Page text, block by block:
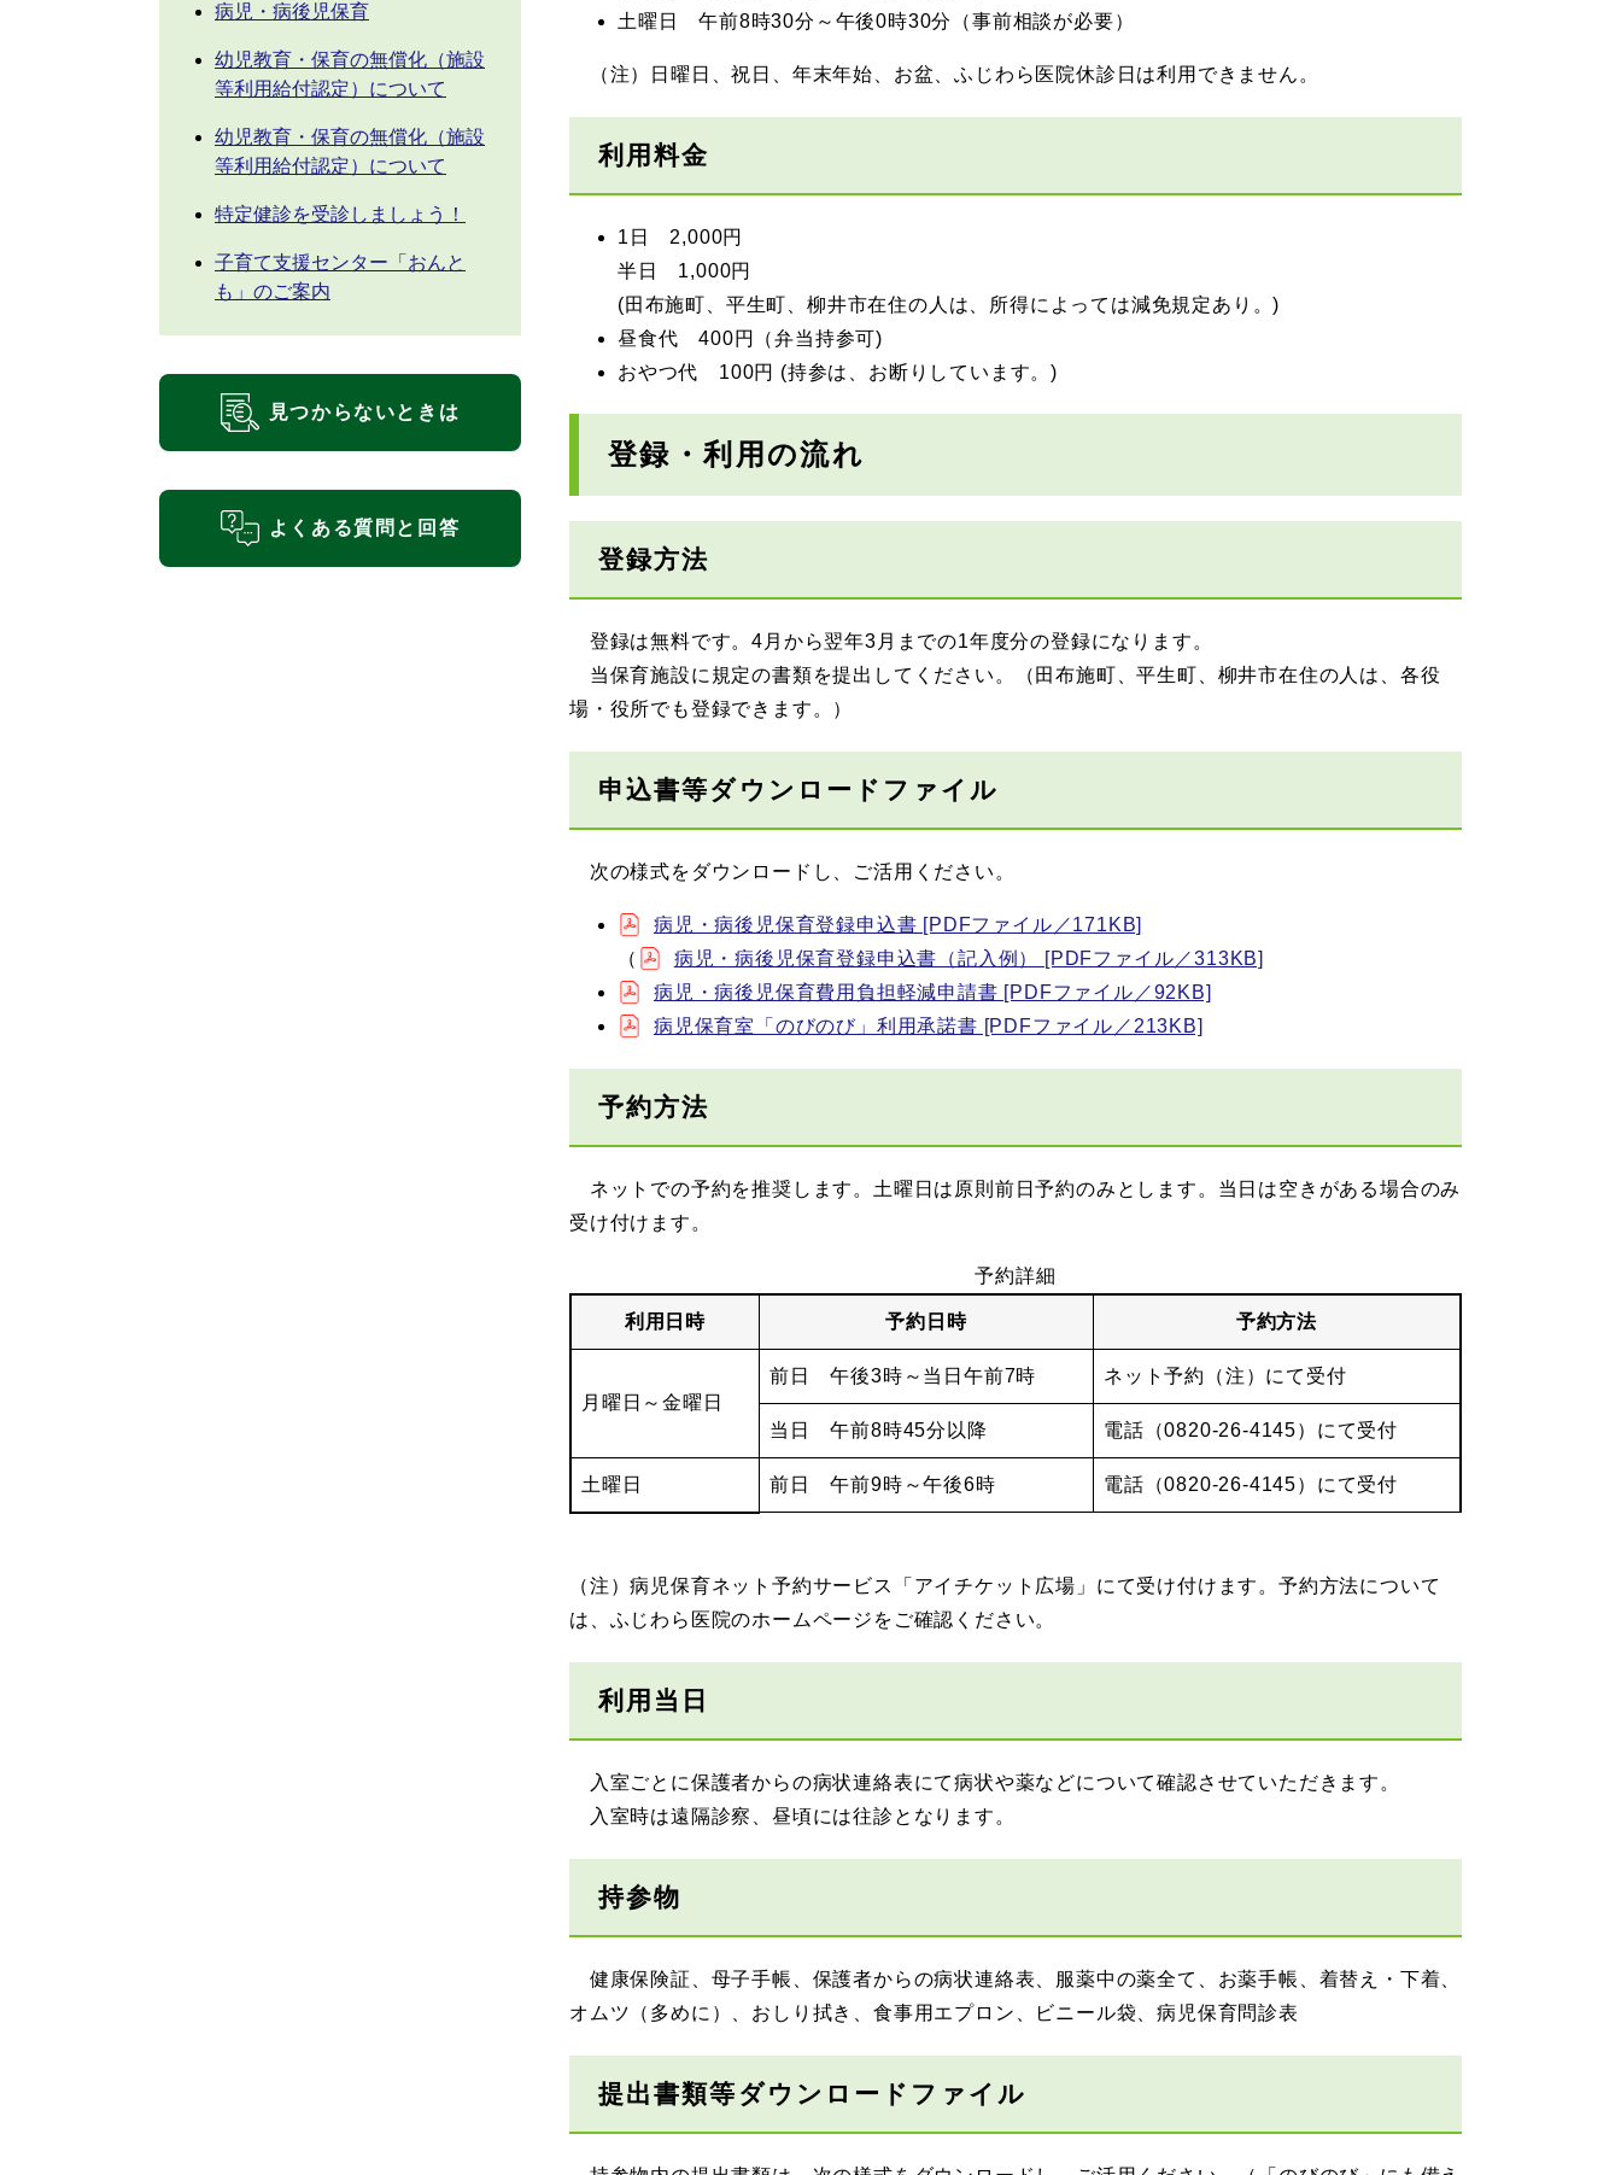
土曜日 午前8時30分～午後0時30分（事前相談が必要）
（注）日曜日、祝日、年末年始、お盆、ふじわら医院休診日は利用できません。
利用料金
1日 2,000円
半日 1,000円
(田布施町、平生町、柳井市在住の人は、所得によっては減免規定あり。)
昼食代 400円（弁当持参可)
おやつ代 100円 (持参は、お断りしています。)
登録・利用の流れ
登録方法
登録は無料です。4月から翌年3月までの1年度分の登録になります。
当保育施設に規定の書類を提出してください。（田布施町、平生町、柳井市在住の人は、各役
場・役所でも登録できます。）
申込書等ダウンロードファイル
次の様式をダウンロードし、ご活用ください。
病児・病後児保育登録申込書 [PDFファイル／171KB]
（
病児・病後児保育登録申込書（記入例） [PDFファイル／313KB]
病児・病後児保育費用負担軽減申請書 [PDFファイル／92KB]
病児保育室「のびのび」利用承諾書 [PDFファイル／213KB]
予約方法
ネットでの予約を推奨します。土曜日は原則前日予約のみとします。当日は空きがある場合のみ
受け付けます。
予約詳細
利用日時 予約日時 予約方法
月曜日～金曜日
前日 午後3時～当日午前7時 ネット予約（注）にて受付
当日 午前8時45分以降 電話（0820-26-4145）にて受付
土曜日 前日 午前9時～午後6時 電話（0820-26-4145）にて受付
（注）病児保育ネット予約サービス「アイチケット広場」にて受け付けます。予約方法について
は、ふじわら医院のホームページをご確認ください。
利用当日
入室ごとに保護者からの病状連絡表にて病状や薬などについて確認させていただきます。
入室時は遠隔診察、昼頃には往診となります。
持参物
健康保険証、母子手帳、保護者からの病状連絡表、服薬中の薬全て、お薬手帳、着替え・下着、
オムツ（多めに）、おしり拭き、食事用エプロン、ビニール袋、病児保育問診表
提出書類等ダウンロードファイル
病児・病後児保育
幼児教育・保育の無償化（施設
等利用給付認定）について
幼児教育・保育の無償化（施設
等利用給付認定）について
特定健診を受診しましょう！
子育て支援センター「おんと
も」のご案内
見つからないときは
よくある質問と回答